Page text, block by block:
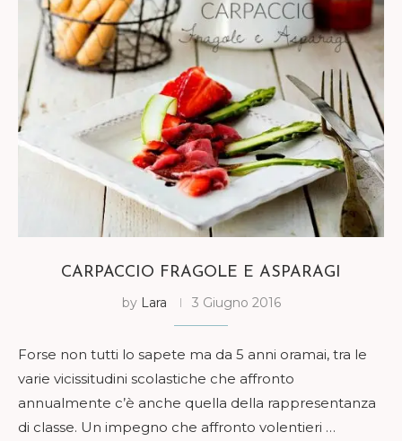
CARPACCIO FRAGOLE E ASPARAGI
by Lara 3 Giugno 2016
Forse non tutti lo sapete ma da 5 anni oramai, tra le
varie vicissitudini scolastiche che affronto
annualmente c’è anche quella della rappresentanza
di classe. Un impegno che affronto volentieri …